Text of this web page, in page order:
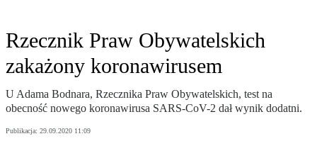
Rzecznik Praw Obywatelskich
zakażony koronawirusem
U Adama Bodnara, Rzecznika Praw Obywatelskich, test na
obecność nowego koronawirusa SARS-CoV-2 dał wynik dodatni.
Publikacja: 29.09.2020 11:09